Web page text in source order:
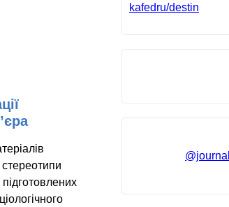
kafedru/destin